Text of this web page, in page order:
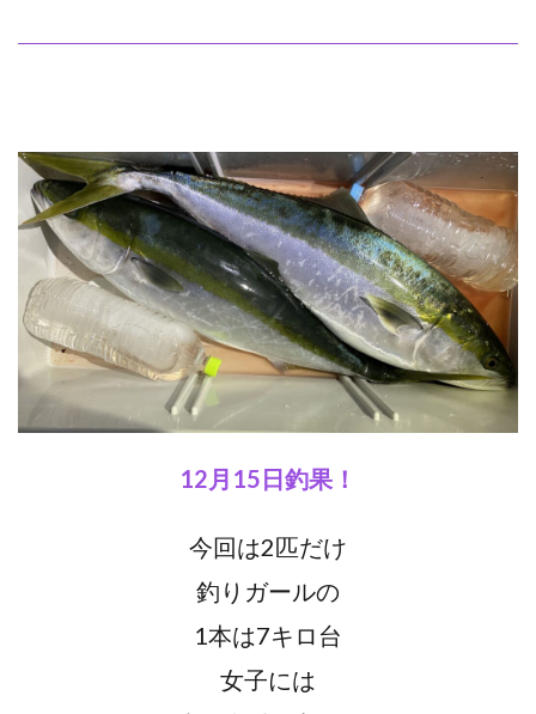
12月15日釣果！
今回は2匹だけ
釣りガールの
1本は7キロ台
女子には